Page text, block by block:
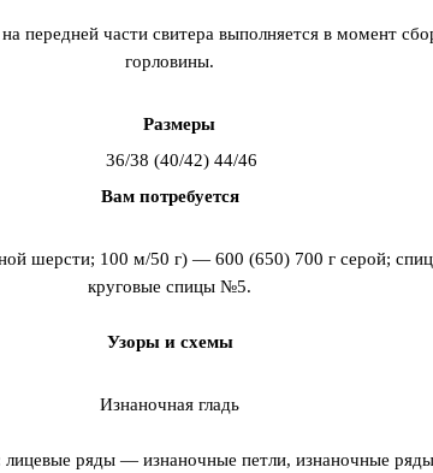
передней части свитера выполняется в момент
горловины.
Размеры
36/38 (40/42) 44/46
Вам потребуется
шерсти; 100 м/50 г) — 600 (650) 700 г серой;
круговые спицы №5.
Узоры и схемы
Изнаночная гладь
ряды — изнаночные петли, изнаночные